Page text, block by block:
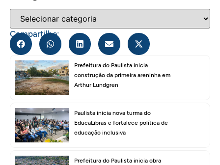
Compartilhe:
Prefeitura do Paulista inicia
construção da primeira areninha em
Arthur Lundgren
Paulista inicia nova turma do
EducaLibras e fortalece política de
educação inclusiva
Prefeitura do Paulista inicia obra